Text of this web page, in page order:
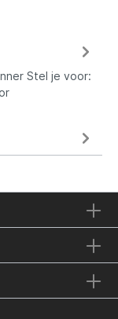
Stel je voor: